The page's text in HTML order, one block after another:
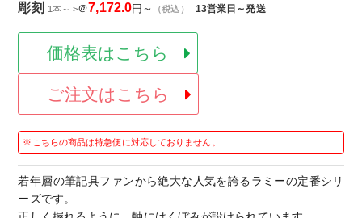
彫刻 1本～ >＠7,172.0円～ （税込） 13営業日～発送
価格表はこちら
ご注文はこちら
※こちらの商品は特急便に対応しておりません。
若年層の筆記具ファンから絶大な人気を誇るラミーの定番シリ
ーズです。